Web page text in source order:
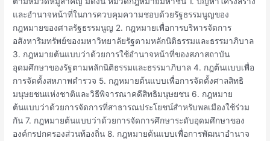
และอำนาจหน้าที่ในการควบคุมความชอบด้วยรัฐธรรมนูญของ
กฎหมายของศาลรัฐธรรมนูญ 2. กฎหมายเพื่อการบริหารจัดการ
อสังหาริมทรัพย์ของมหาวิทยาลัยรัฐตามหลักนิติธรรมและธรรมาภิบาล
3. กฎหมายต้นแบบว่าด้วยการใช้อำนาจหน้าที่ของสภาสถาบัน
อุดมศึกษาของรัฐตามหลักนิติธรรมและธรรมาภิบาล 4. กฎต้นแบบเพื่อ
การจัดตั้งสหภาพตำรวจ 5. กฎหมายต้นแบบเพื่อการจัดตั้งศาลสิทธิ
มนุษยชนแห่งชาติและวิธีพิจารณาคดีสิทธิมนุษยชน 6. กฎหมาย
ต้นแบบว่าด้วยการจัดการที่สาธารณประโยชน์สำหรับพลเมืองใช้ร่วม
กัน 7. กฎหมายต้นแบบว่าด้วยการจัดการศึกษาระดับอุดมศึกษาของ
องค์กรปกครองส่วนท้องถิ่น 8. กฎหมายต้นแบบเพื่อการพัฒนาอำนาจ